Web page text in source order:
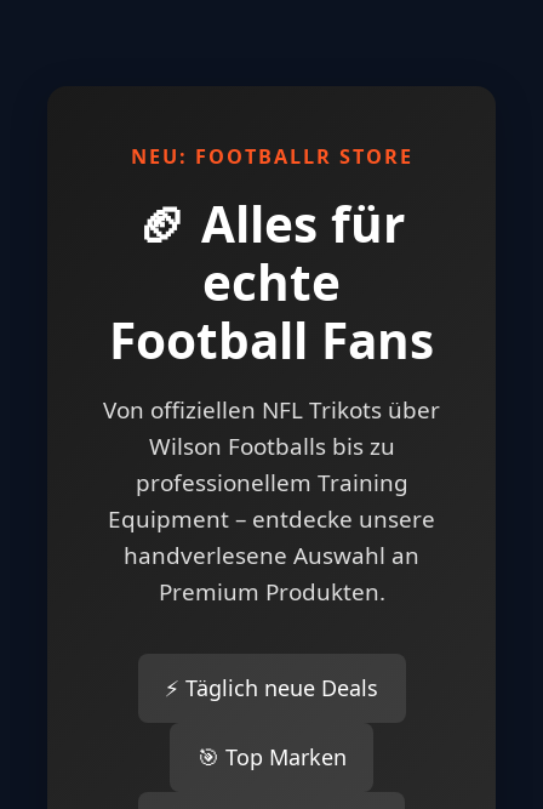
NEU: FOOTBALLR STORE
🏈 Alles für
echte
Football Fans
Von offiziellen NFL Trikots über
Wilson Footballs bis zu
professionellem Training
Equipment – entdecke unsere
handverlesene Auswahl an
Premium Produkten.
⚡ Täglich neue Deals
🎯 Top Marken